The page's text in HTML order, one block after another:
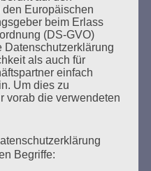
erklärte, dass es
die sich an die Front
aber keinen Versuch
Er sehe keine Schuld
angetan. Auf die Frage
gewesen wäre ein
keine Wachmänner
zunächst, dass er nicht
Dann antwortete er
gegeben, wenn es
Europäischen
beim Erlass
(DS-GVO)
Datenschutzerklärung
als auch für
einfach
Um dies zu
vorab die verwendeten
Begriffe: